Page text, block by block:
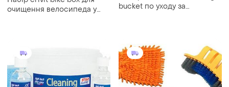
очищення велосипеда у
bucket по уходу за